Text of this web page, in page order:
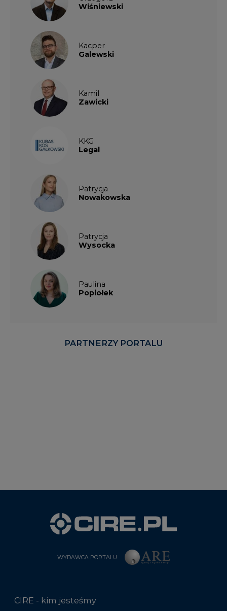
Wiśniewski
Kacper
Galewski
Kamil
Zawicki
KKG
Legal
Patrycja
Nowakowska
Patrycja
Wysocka
Paulina
Popiołek
PARTNERZY PORTALU
WYDAWCA PORTALU
CIRE - kim jesteśmy